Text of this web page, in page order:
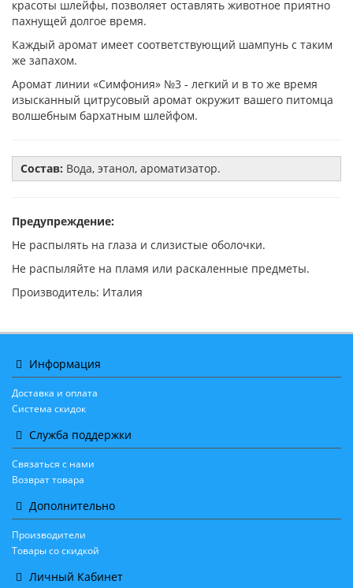
красоты шлейфы, позволяет оставлять животное приятно
пахнущей долгое время.
Каждый аромат имеет соответствующий шампунь с таким
же запахом.
Аромат линии «Симфония» №3 - легкий и в то же время
изысканный цитрусовый аромат окружит вашего питомца
волшебным бархатным шлейфом.
Состав: Вода, этанол, ароматизатор.
Предупреждение:
Не распылять на глаза и слизистые оболочки.
Не распыляйте на пламя или раскаленные предметы.
Производитель: Италия
Информация
Доставка и оплата
Система скидок
Служба поддержки
Связаться с нами
Возврат товара
Дополнительно
Производители
Товары со скидкой
Личный Кабинет